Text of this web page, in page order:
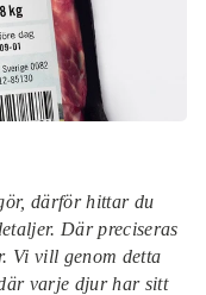
därför hittar du
Där preciseras
Vi vill genom detta
varje djur har sitt